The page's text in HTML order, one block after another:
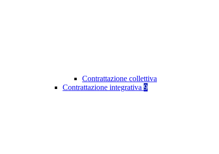
Contrattazione collettiva
Contrattazione integrativa 9